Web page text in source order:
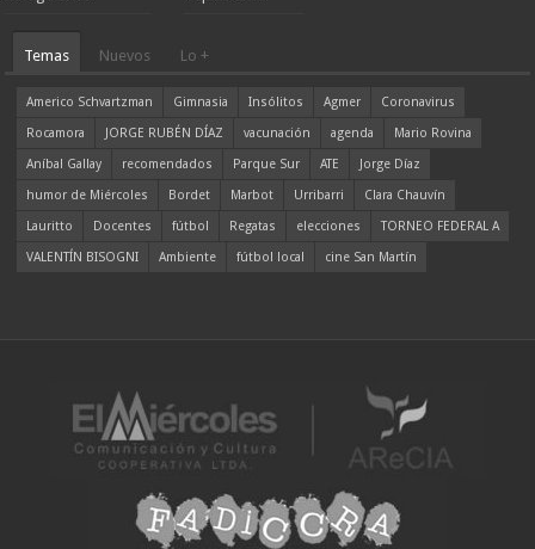
Temas Nuevos Lo +
Americo Schvartzman Gimnasia Insólitos Agmer
Coronavirus
Rocamora
JORGE RUBÉN DÍAZ vacunación agenda
Mario Rovina
Aníbal Gallay
recomendados Parque Sur ATE
Jorge Díaz
humor de Miércoles
Bordet Marbot Urribarri
Clara Chauvín
Lauritto
Docentes fútbol Regatas elecciones
TORNEO FEDERAL A
VALENTÍN BISOGNI
Ambiente fútbol local cine San Martín